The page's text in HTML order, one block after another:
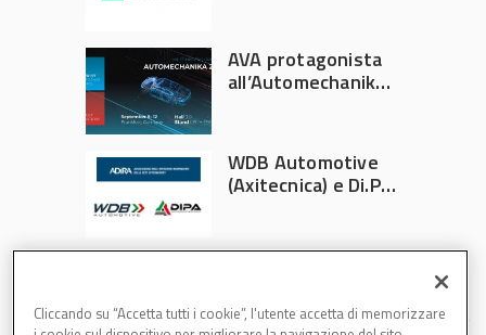
AVA protagonista
all’Automechanika
WDB Automotive
(Axitecnica) e Di.Pa.
Cliccando su “Accetta tutti i cookie”, l'utente accetta di memorizzare